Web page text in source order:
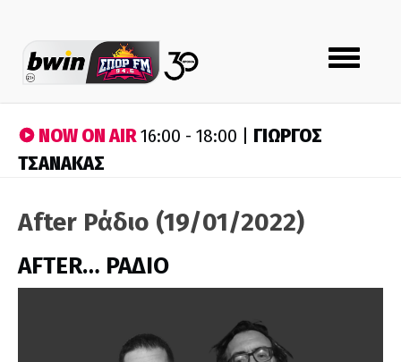
Toggle
navigation
NOW ON AIR16:00 - 18:00 | ΓΙΩΡΓΟΣ
ΤΣΑΝΑΚΑΣ
After Ράδιο (19/01/2022)
AFTER… ΡΑΔΙΟ